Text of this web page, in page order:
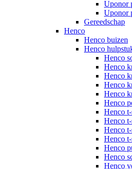
Uponor
Uponor
Gereedschap
Henco
Henco buizen
Henco
Henco
Henco
Henco
Henco
Henco
Henco
Henco
Henco
Henco
Henco
Henco
Henco
Henco